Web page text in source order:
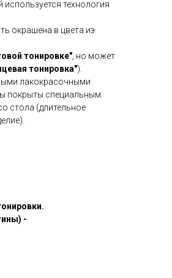
технология
окрашена в цвета из
тонировке", но может
тонировка").
лакокрасочными
покрыты специальным
стола (длительное
-